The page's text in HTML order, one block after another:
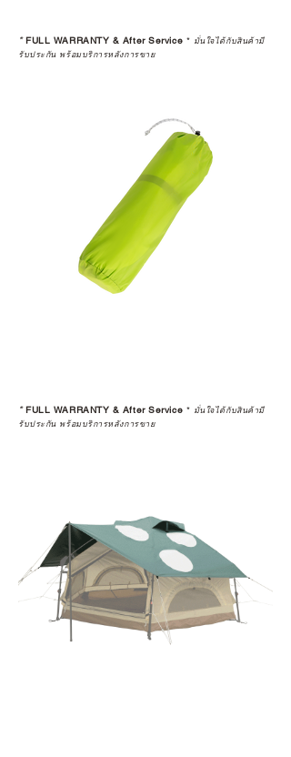
*FULL WARRANTY & After Service * มั่นใจได้กับสินค้ามี
รับประกัน พร้อมบริการหลังการขาย
*FULL WARRANTY & After Service * มั่นใจได้กับสินค้ามี
รับประกัน พร้อมบริการหลังการขาย